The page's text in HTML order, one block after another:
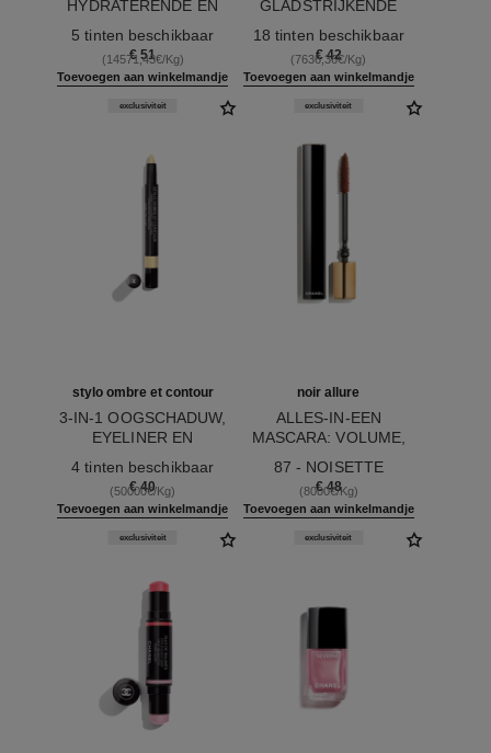
HYDRATERENDE EN
VERZORGENDE
LIPPENSTIFT MET
SATIJNGLANS
5 tinten beschikbaar
€ 51
(14571,43€/Kg)
Toevoegen aan winkelmandje
GLADSTRIJKENDE
18 tinten beschikbaar
€ 42
(7636,36€/Kg)
Toevoegen aan winkelmandje
stylo ombre et contour
3-IN-1 OOGSCHADUW,
EYELINER EN
exclusiviteit
4 tinten beschikbaar
€ 40
(50000€/Kg)
Toevoegen aan winkelmandje
noir allure
ALLES-IN-EEN
MASCARA: VOLUME,
DEFINITIE
exclusiviteit
87 - NOISETTE
€ 48
(8000€/Kg)
Toevoegen aan winkelmandje
exclusiviteit exclusiviteit